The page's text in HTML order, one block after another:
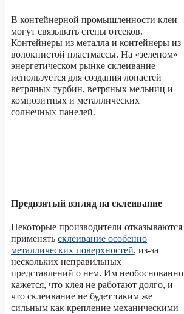
В контейнерной промышленности клеи
могут связывать стены отсеков.
Контейнеры из металла и контейнеры из
волокнистой пластмассы. На «зеленом»
энергетическом рынке склеивание
используется для создания лопастей
ветряных турбин, ветряных мельниц и
композитных и металлических
солнечных панелей.
Предвзятый взгляд на склеивание
Некоторые производители отказываются
применять склеивание особенно
металлических поверхностей, из-за
нескольких неправильных
представлений о нем. Им необоснованно
кажется, что клея не работают долго, и
что склеивание не будет таким же
сильным как крепление механическими